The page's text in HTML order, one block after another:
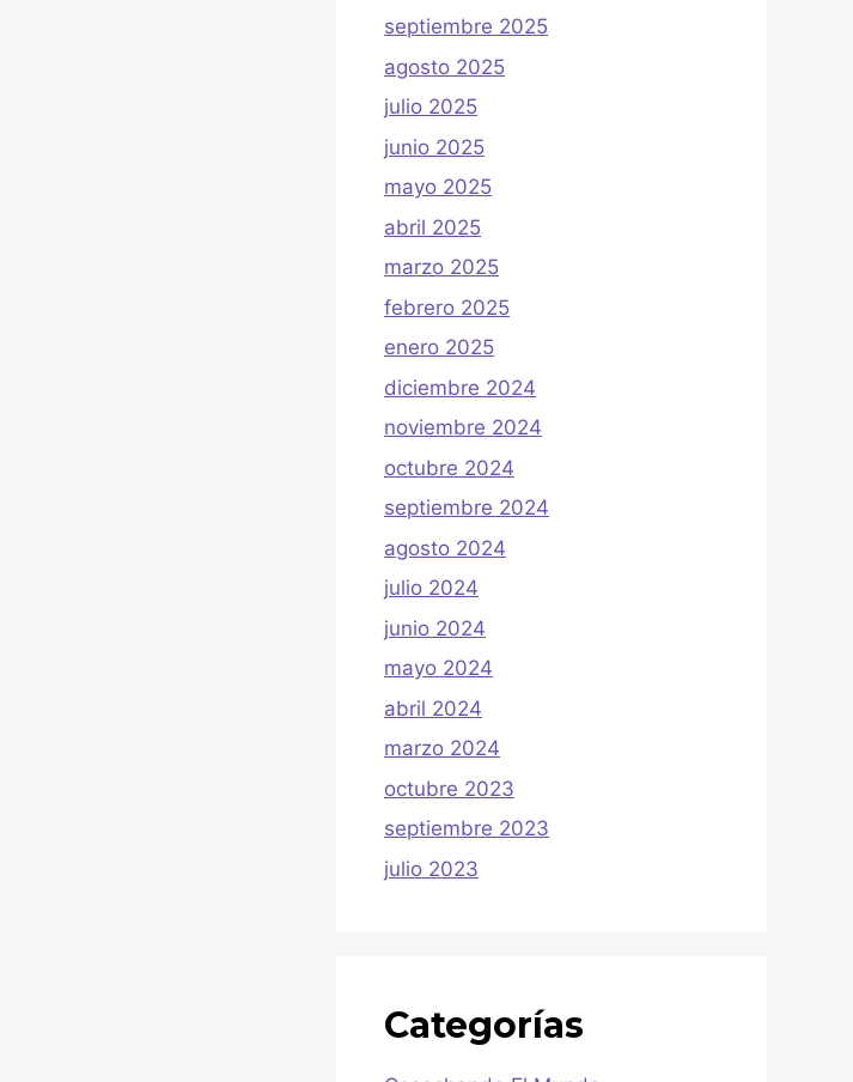
septiembre 2025
agosto 2025
julio 2025
junio 2025
mayo 2025
abril 2025
marzo 2025
febrero 2025
enero 2025
diciembre 2024
noviembre 2024
octubre 2024
septiembre 2024
agosto 2024
julio 2024
junio 2024
mayo 2024
abril 2024
marzo 2024
octubre 2023
septiembre 2023
julio 2023
Categorías